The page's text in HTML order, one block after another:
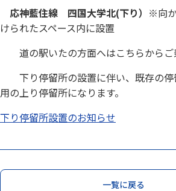
応神藍住線 四国大学北(下り） ※向
けられたスペース内に設置
道の駅いたの方面へはこちらからご
下り停留所の設置に伴い、既存の停
用の上り停留所になります。
下り停留所設置のお知らせ
一覧に戻る